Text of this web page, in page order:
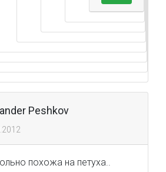
Peshkov
похожа на петуха..